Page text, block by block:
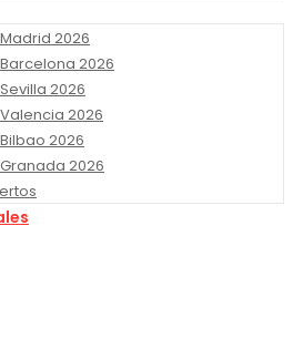
2026
2026
2026
2026
2026
2026